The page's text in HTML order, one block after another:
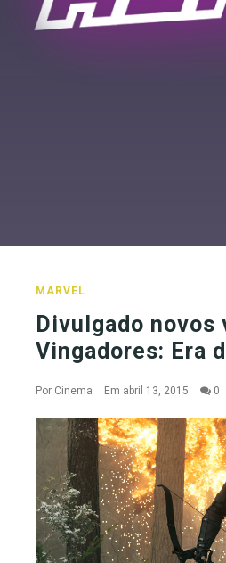
MARVEL
Divulgado novos
Vingadores: Era
Por Cinema Em abril 13, 2015 0